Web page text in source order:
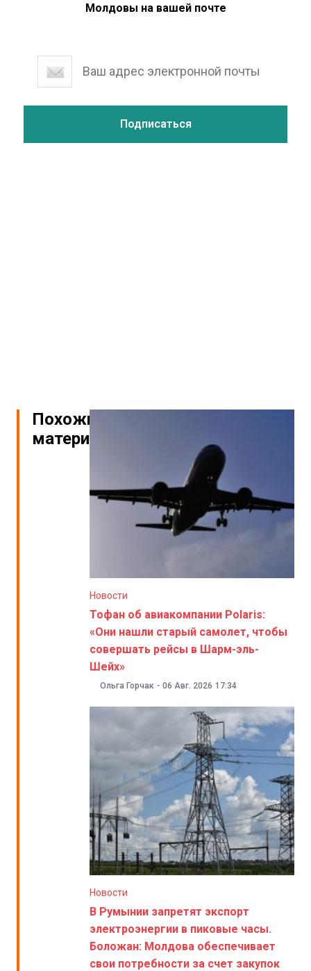
Молдовы на вашей почте
Похожие
материалы
Новости
Тофан об авиакомпании Polaris:
«Они нашли старый самолет, чтобы
совершать рейсы в Шарм-эль-
Шейх»
Ольга Горчак - 06 Авг. 2026 17:34
Новости
В Румынии запретят экспорт
электроэнергии в пиковые часы.
Боложан: Молдова обеспечивает
свои потребности за счет закупок